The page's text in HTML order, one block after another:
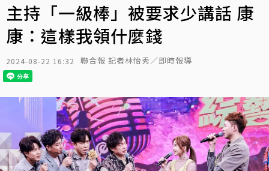
主持「一級棒」被要求少講話 康
康：這樣我領什麼錢
2024-08-22 16:32 聯合報 記者林怡秀／即時報導